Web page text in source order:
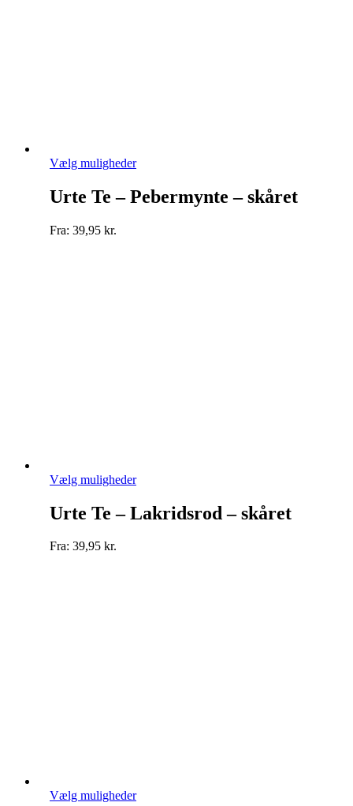
Vælg mulighederDette
har
flere
Urte Te – Pebermynte – skåret
Fra: 39,95 kr.
Vælg mulighederDette
har
flere
Urte Te – Lakridsrod – skåret
Fra: 39,95 kr.
Vælg mulighederDette